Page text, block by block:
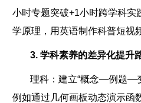
小时专题突破+1小时跨学科实
学原理，用英语制作科普短视
3. 学科素养的差异化提升
理科：建立“概念—例题—
例如通过几何画板动态演示函